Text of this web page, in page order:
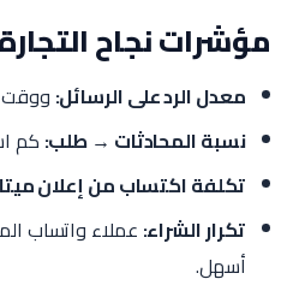
مؤشرات نجاح
معدل الرد على الرسائل: ووقت
نسبة المحادثات → طلب: كم
تكلفة اكتساب من إعلان
تكرار الشراء: عملاء واتساب
أسهل.